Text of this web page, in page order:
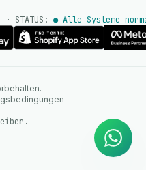
STATUS: ● Alle Systeme
Antworten auf